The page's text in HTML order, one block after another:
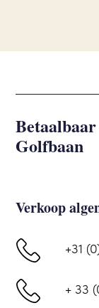
Golfbaan
Verkoop
+31
+ 33